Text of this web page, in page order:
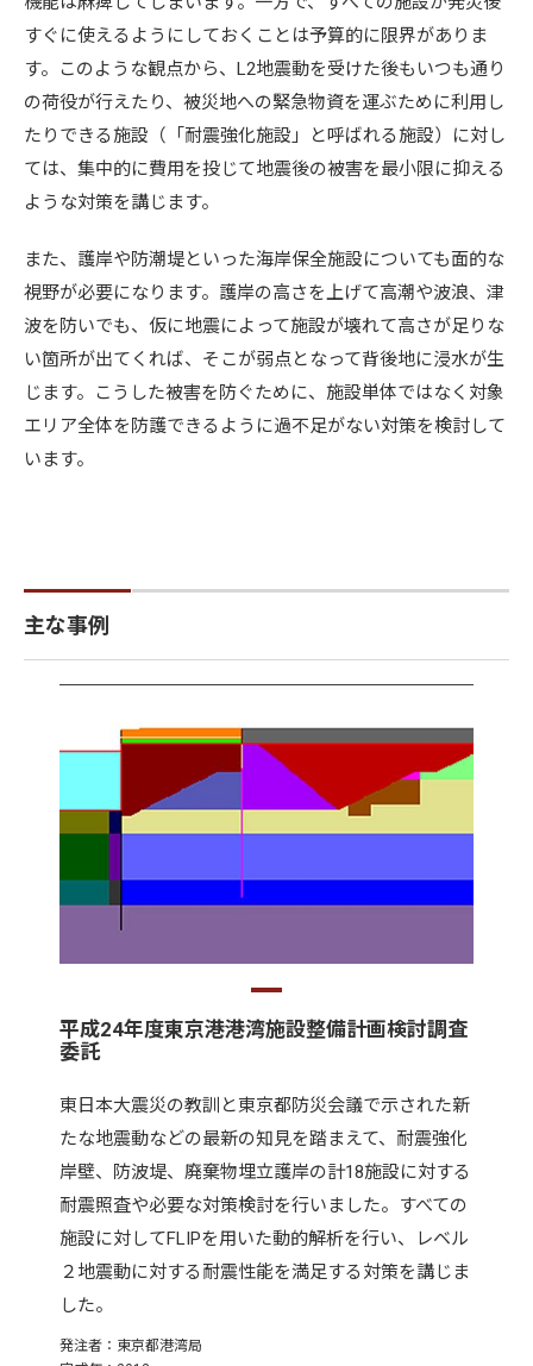
すぐに使えるようにしておくことは予算的に限界がありま
す。このような観点から、L2地震動を受けた後もいつも通り
の荷役が行えたり、被災地への緊急物資を運ぶために利用し
たりできる施設（「耐震強化施設」と呼ばれる施設）に対し
ては、集中的に費用を投じて地震後の被害を最小限に抑える
ような対策を講じます。
また、護岸や防潮堤といった海岸保全施設についても面的な
視野が必要になります。護岸の高さを上げて高潮や波浪、津
波を防いでも、仮に地震によって施設が壊れて高さが足りな
い箇所が出てくれば、そこが弱点となって背後地に浸水が生
じます。こうした被害を防ぐために、施設単体ではなく対象
エリア全体を防護できるように過不足がない対策を検討して
います。
主な事例
平成24年度東京港港湾施設整備計画検討調査
委託
東日本大震災の教訓と東京都防災会議で示された新
たな地震動などの最新の知見を踏まえて、耐震強化
岸壁、防波堤、廃棄物埋立護岸の計18施設に対する
耐震照査や必要な対策検討を行いました。すべての
施設に対してFLIPを用いた動的解析を行い、レベル
２地震動に対する耐震性能を満足する対策を講じま
した。
発注者：東京都港湾局